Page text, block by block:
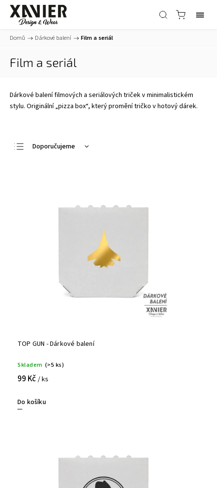
Domů / Dárkové balení / Film a seriál
Film a seriál
Dárkové balení filmových a seriálových triček v minimalistickém
stylu. Originální „pizza box“, který promění tričko v hotový dárek.
Doporučujeme
Abecedně
TOP GUN - Dárkové balení
Skladem (>5 ks)
99 Kč / ks
Do košíku